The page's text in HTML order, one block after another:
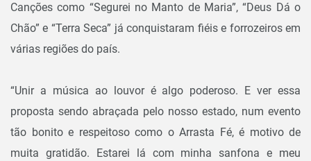
Canções como “Segurei no Manto de Maria”, “Deus Dá o
Chão” e “Terra Seca” já conquistaram fiéis e forrozeiros em
várias regiões do país.
“Unir a música ao louvor é algo poderoso. E ver essa
proposta sendo abraçada pelo nosso estado, num evento
tão bonito e respeitoso como o Arrasta Fé, é motivo de
muita gratidão. Estarei lá com minha sanfona e meu